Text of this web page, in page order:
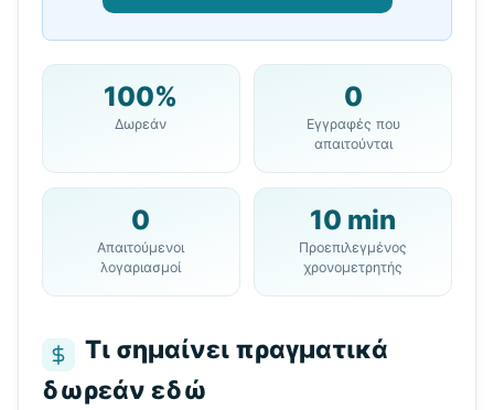
Η Διεύθυνση 10 Λεπτού Email
Αντιγραφή QR
Επόμενη ανανέωση σε
100%
Δωρεάν
0
Εγγραφές που
απαιτούνται
0
Απαιτούμενοι
λογαριασμοί
10 min
Προεπιλεγμένος
χρονομετρητής
Τι σημαίνει πραγματικά
δωρεάν εδώ